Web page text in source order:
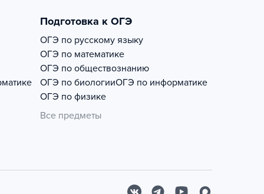
Подготовка к ОГЭ
ОГЭ по русскому языку
ОГЭ по математике
ОГЭ по обществознанию
ОГЭ по биологииОГЭ по информатике
ОГЭ по физике
Все предметы